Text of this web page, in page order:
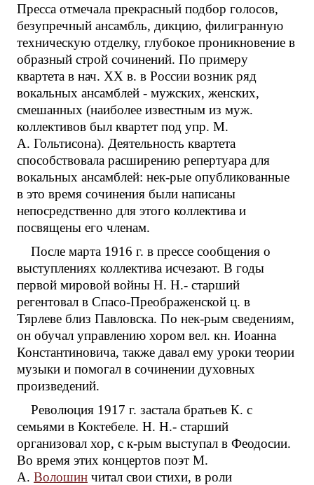
Пресса отмечала прекрасный подбор голосов,
безупречный ансамбль, дикцию, филигранную
техническую отделку, глубокое проникновение в
образный строй сочинений. По примеру
квартета в нач. XX в. в России возник ряд
вокальных ансамблей - мужских, женских,
смешанных (наиболее известным из муж.
коллективов был квартет под упр. М.
А. Гольтисона). Деятельность квартета
способствовала расширению репертуара для
вокальных ансамблей: нек-рые опубликованные
в это время сочинения были написаны
непосредственно для этого коллектива и
посвящены его членам.
После марта 1916 г. в прессе сообщения о
выступлениях коллектива исчезают. В годы
первой мировой войны Н. Н.- старший
регентовал в Спасо-Преображенской ц. в
Тярлеве близ Павловска. По нек-рым сведениям,
он обучал управлению хором вел. кн. Иоанна
Константиновича, также давал ему уроки теории
музыки и помогал в сочинении духовных
произведений.
Революция 1917 г. застала братьев К. с
семьями в Коктебеле. Н. Н.- старший
организовал хор, с к-рым выступал в Феодосии.
Во время этих концертов поэт М.
А. Волошин читал свои стихи, в роли